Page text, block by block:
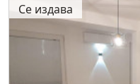
Се издава